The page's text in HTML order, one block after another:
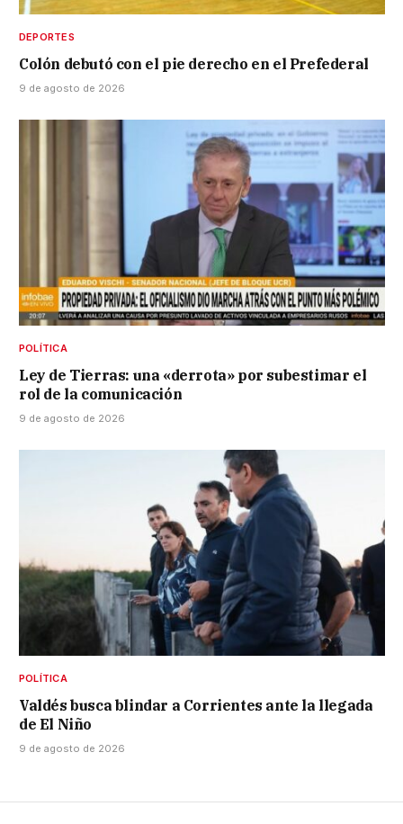
DEPORTES
Colón debutó con el pie derecho en el Prefederal
9 de agosto de 2026
POLÍTICA
Ley de Tierras: una «derrota» por subestimar el
rol de la comunicación
9 de agosto de 2026
POLÍTICA
Valdés busca blindar a Corrientes ante la llegada
de El Niño
9 de agosto de 2026